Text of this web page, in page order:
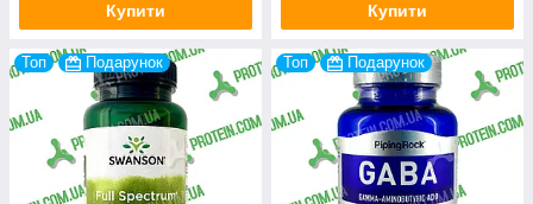
Купити Купити
Топ Подарунок Топ Подарунок